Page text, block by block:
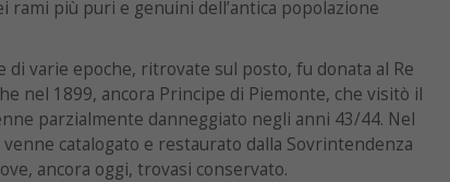
rami più puri e genuini dell’antica popolazione
di varie epoche, ritrovate sul posto, fu donata al Re
nel 1899, ancora Principe di Piemonte, che visitò il
parzialmente danneggiato negli anni 43/44. Nel
catalogato e restaurato dalla Sovrintendenza
ancora oggi, trovasi conservato.